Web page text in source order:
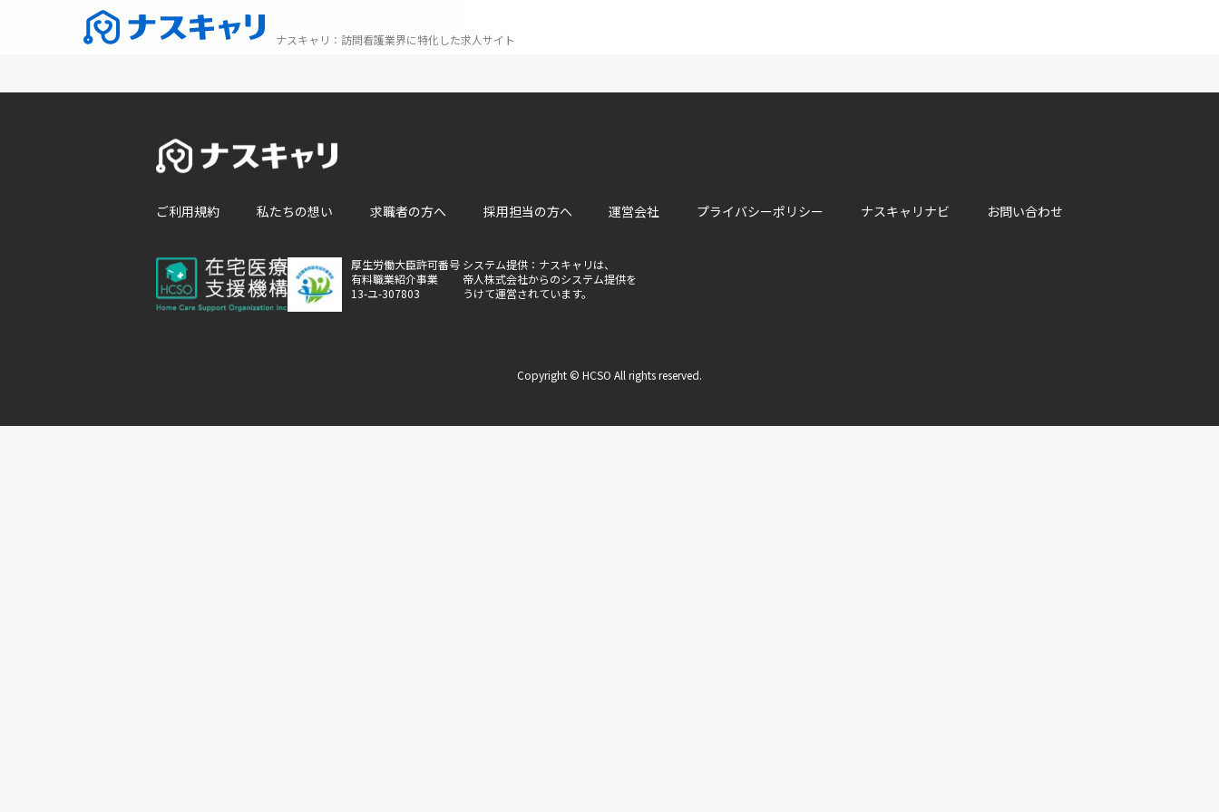
ナスキャリ ： 訪問看護業界に特化した求人サイト
ご利用規約 私たちの想い 求職者の方へ 採用担当の方へ 運営会社 プライバシーポリシー ナスキャリナビ お問い合わせ
厚生労働大臣許可番号
有料職業紹介事業
13-ユ-307803
システム提供：ナスキャリは、
帝人株式会社からのシステム提供を
うけて運営されています。
Copyright © HCSO All rights reserved.